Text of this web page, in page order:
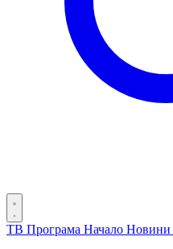
ТВ Програма Начало Новини